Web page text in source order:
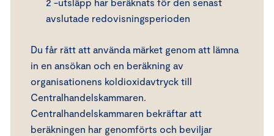
avslutade redovisningsperioden
Du får rätt att använda märket genom att lämna
in en ansökan och en beräkning av
organisationens koldioxidavtryck till
Centralhandelskammaren.
Centralhandelskammaren bekräftar att
beräkningen har genomförts och beviljar